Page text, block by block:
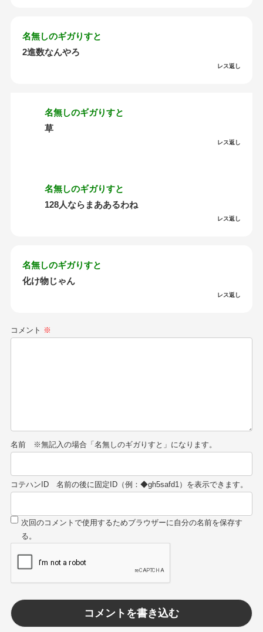
名無しのギガりすと
2進数なんやろ
レス返し
名無しのギガりすと
草
レス返し
名無しのギガりすと
128人ならまああるわね
レス返し
名無しのギガりすと
化け物じゃん
レス返し
コメント ※
名前
コテハンID